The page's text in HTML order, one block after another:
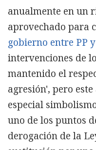
anualmente en un
aprovechado para
gobierno entre PP
intervenciones de
mantenido el
agresión', pero
especial
uno de los puntos
derogación de la